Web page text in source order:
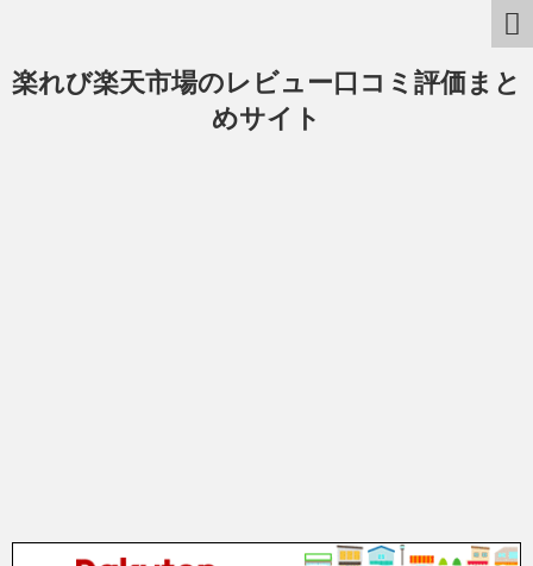
楽れび楽天市場のレビュー口コミ評価まと
めサイト